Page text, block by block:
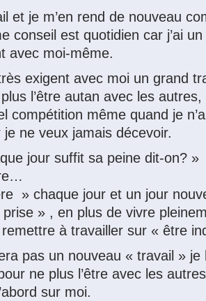
et je m’en rend de nouveau
conseil est quotidien car j’ai
avec moi-même.
exigent avec moi un grand
l’être autan avec les
compétition même quand je
je ne veux jamais décevoir.
jour suffit sa peine dit-on? »
» chaque jour et un jour
prise » , en plus de vivre
à travailler sur « être
pas un nouveau « travail » je
ne plus l’être avec les
sur moi.